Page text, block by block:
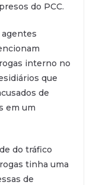
do PCC.
interno no
que
de
em um
do tráfico
tinha uma
de